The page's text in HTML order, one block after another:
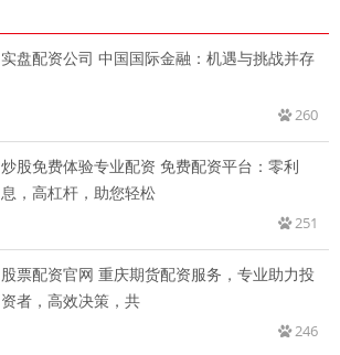
实盘配资公司 中国国际金融：机遇与挑战并存
260
炒股免费体验专业配资 免费配资平台：零利
息，高杠杆，助您轻松
251
股票配资官网 重庆期货配资服务，专业助力投
资者，高效决策，共
246